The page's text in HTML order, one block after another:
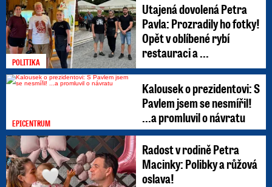
POLITIKA
Utajená dovolená Petra
Pavla: Prozradily ho fotky!
Opět v oblíbené rybí
restauraci a ...
EPICENTRUM
Kalousek o prezidentovi: S
Pavlem jsem se nesmířil!
...a promluvil o návratu
Radost v rodině Petra
Macinky: Polibky a růžová
oslava!